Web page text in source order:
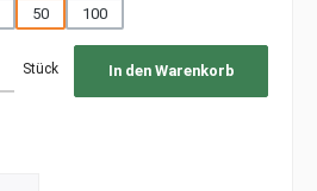
50 100
Stück In den Warenkorb